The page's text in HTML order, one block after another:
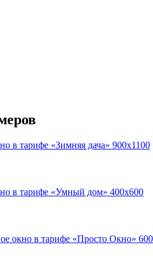
в тарифе «Зимняя дача» 900х1100
в тарифе «Умный дом» 400х600
окно в тарифе «Просто Окно»